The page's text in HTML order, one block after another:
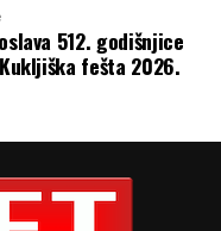
i prsi koje si sisao!“,
slušaju riječ Božju i
otkriva pravu
samo jer je rodila
joj vjerna tijekom
Isusa po tijelu,
512. godišnjice
fešta 2026.